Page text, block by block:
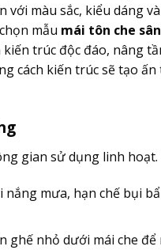
màu sắc, kiểu dáng
mẫu mái tôn che
trúc độc đáo, nâng
cách kiến trúc sẽ tạo
gian sử dụng linh hoạt.
mưa, hạn chế bụi
ghế nhỏ dưới mái che để